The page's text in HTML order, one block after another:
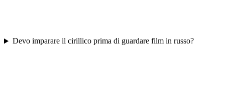
Devo imparare il cirillico prima di guardare film in russo?